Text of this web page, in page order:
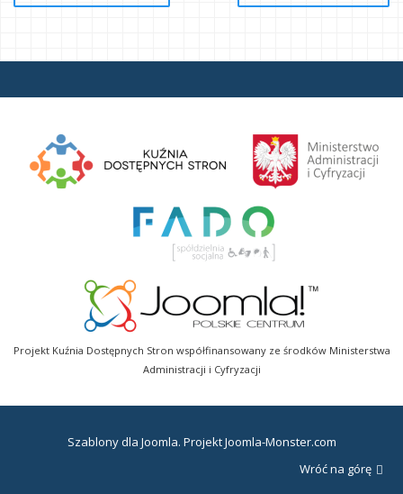
Projekt Kuźnia Dostępnych Stron współfinansowany ze środków Ministerstwa
Administracji i Cyfryzacji
Szablony dla Joomla. Projekt Joomla-Monster.com
Wróć na górę